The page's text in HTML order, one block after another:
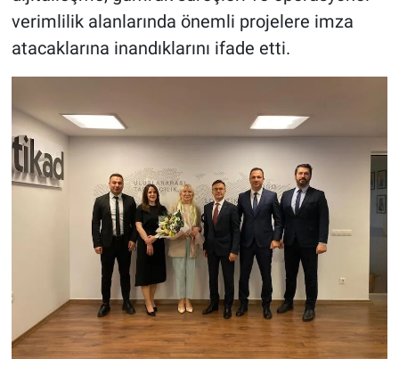
verimlilik alanlarında önemli projelere imza
atacaklarına inandıklarını ifade etti.